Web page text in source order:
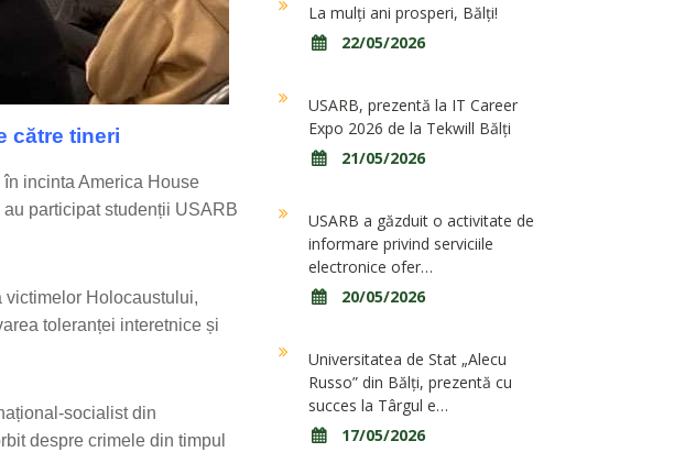
către tineri
incinta America House
au participat studenții USARB
victimelor Holocaustului,
toleranței interetnice și
socialist din
despre crimele din timpul
La mulți ani prosperi, Bălți!
22/05/2026
USARB, prezentă la IT Career
Expo 2026 de la Tekwill Bălți
21/05/2026
USARB a găzduit o activitate de
informare privind serviciile
electronice ofer…
20/05/2026
Universitatea de Stat „Alecu
Russo” din Bălți, prezentă cu
succes la Târgul e…
17/05/2026